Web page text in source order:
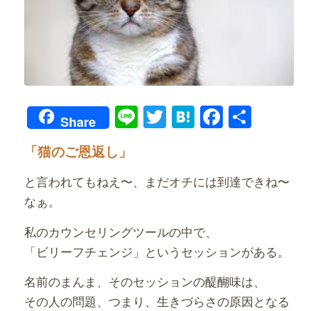
Share LineTwitter
Hatena共
「猫のご恩返し」
と言われてもねえ〜、まだオチには到達できね〜
なぁ。
私のカウンセリングツールの中で、
「ビリーフチェンジ」というセッションがある。
名前のまんま、そのセッションの醍醐味は、
その人の問題、つまり、生きづらさの原因となる